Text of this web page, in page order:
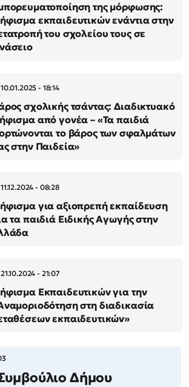
της μόρφωσης:
εκπαιδευτικών ενάντια στην
του σχολείου τους σε
10.01.2025 - 18:14
σχολικής τσάντας: Διαδικτυακό
από γονέα – «Τα παιδιά
το βάρος των σφαλμάτων
στην Παιδεία»
11.12.2024 - 08:28
για αξιοπρεπή εκπαίδευση
τα παιδιά Ειδικής Αγωγής στην
21.10.2024 - 21:07
Εκπαιδευτικών για την
στη διαδικασία
εκπαιδευτικών»
Δήμου